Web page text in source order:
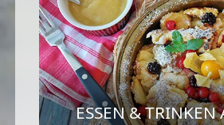
ESSEN & TRINKEN